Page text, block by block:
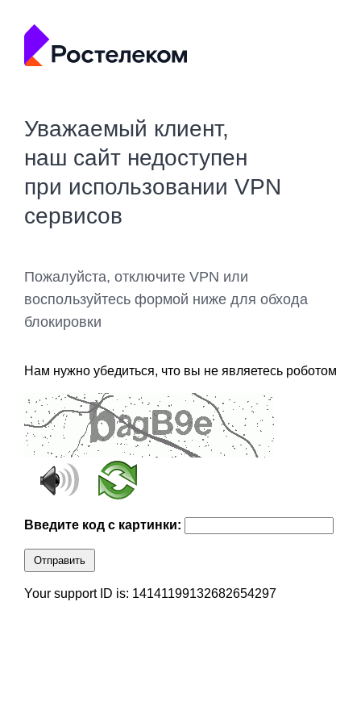
Уважаемый клиент,
наш сайт недоступен
при использовании VPN
сервисов
Пожалуйста, отключите VPN или
воспользуйтесь формой ниже для обхода
блокировки
Нам нужно убедиться, что вы не являетесь роботом
Введите код с картинки:
Отправить
Your support ID is: 14141199132682654297